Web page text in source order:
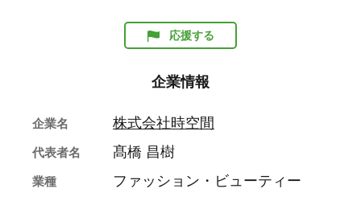
応援する
企業情報
企業名 株式会社時空間
代表者名 髙橋 昌樹
業種 ファッション・ビューティー